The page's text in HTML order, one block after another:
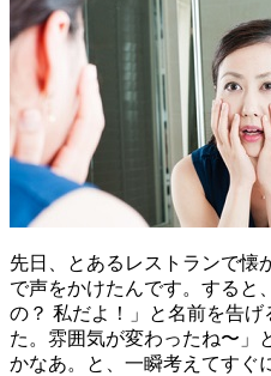
先日、とあるレストランで懐
で声をかけたんです。すると
の？ 私だよ！」と名前を告
た。雰囲気が変わったね〜」
かなあ。と、一瞬考えてすぐ